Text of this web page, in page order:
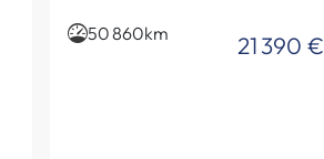
50 860km 21 390 €